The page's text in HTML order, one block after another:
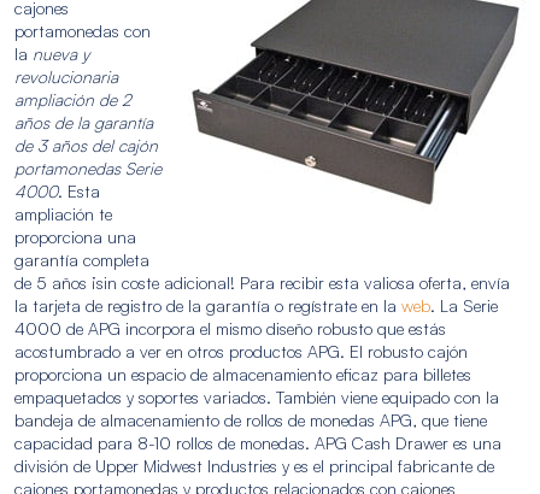
cajones
portamonedas con
la nueva y
revolucionaria
ampliación de 2
años de la garantía
de 3 años del cajón
portamonedas Serie
4000. Esta
ampliación te
proporciona una
garantía completa
de 5 años ¡sin coste adicional! Para recibir esta valiosa oferta, envía
la tarjeta de registro de la garantía o regístrate en la web. La Serie
4000 de APG incorpora el mismo diseño robusto que estás
acostumbrado a ver en otros productos APG. El robusto cajón
proporciona un espacio de almacenamiento eficaz para billetes
empaquetados y soportes variados. También viene equipado con la
bandeja de almacenamiento de rollos de monedas APG, que tiene
capacidad para 8-10 rollos de monedas. APG Cash Drawer es una
división de Upper Midwest Industries y es el principal fabricante de
cajones portamonedas y productos relacionados con cajones